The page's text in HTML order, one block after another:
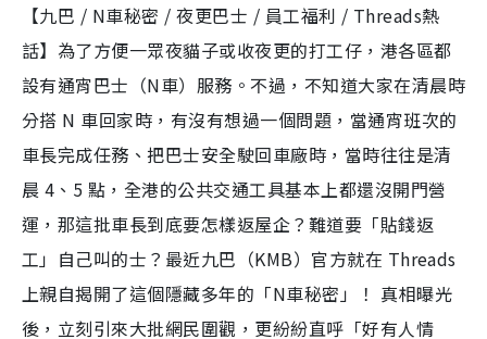
【九巴 / N車秘密 / 夜更巴士 / 員工福利 / Threads熱
話】為了方便一眾夜貓子或收夜更的打工仔，港各區都
設有通宵巴士（N車）服務。不過，不知道大家在清晨時
分搭 N 車回家時，有沒有想過一個問題，當通宵班次的
車長完成任務、把巴士安全駛回車廠時，當時往往是清
晨 4、5 點，全港的公共交通工具基本上都還沒開門營
運，那這批車長到底要怎樣返屋企？難道要「貼錢返
工」自己叫的士？最近九巴（KMB）官方就在 Threads
上親自揭開了這個隱藏多年的「N車秘密」！ 真相曝光
後，立刻引來大批網民圍觀，更紛紛直呼「好有人情